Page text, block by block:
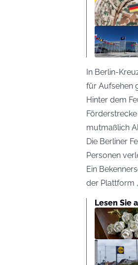
In Berlin-
für Aufsehen
Hinter dem
mutmaßlich
Die Berliner
Personen
Ein
der Plattform
Lesen Sie